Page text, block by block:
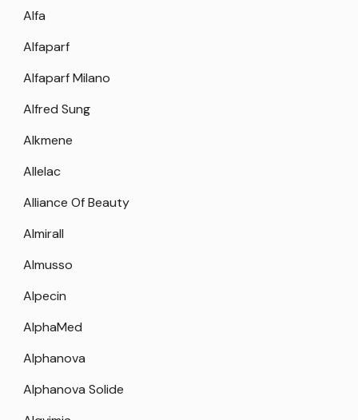
Alfa
Alfaparf
Alfaparf Milano
Alfred Sung
Alkmene
Allelac
Alliance Of Beauty
Almirall
Almusso
Alpecin
AlphaMed
Alphanova
Alphanova Solide